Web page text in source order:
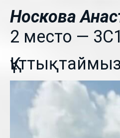
Носкова
2 место —